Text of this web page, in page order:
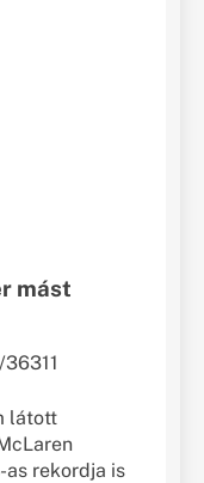
mást
látott
rekordja is